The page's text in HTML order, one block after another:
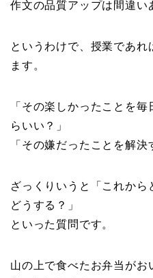
作文の品質アップは間違い
というわけで、授業であれ
ます。
「その楽しかったことを
らいい？」
「その嫌だったことを解決
ざっくりいうと「これから
どうする？」
といった質問です。
山の上で食べたお弁当がお